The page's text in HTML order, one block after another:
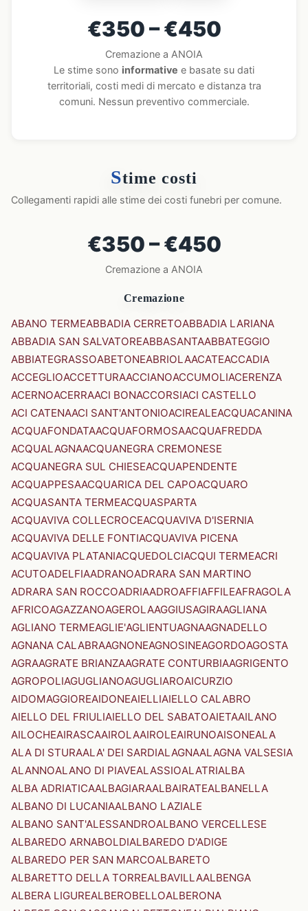
€350 – €450
Cremazione a ANOIA
Le stime sono informative e basate su dati
territoriali, costi medi di mercato e distanza tra
comuni. Nessun preventivo commerciale.
Stime costi
Collegamenti rapidi alle stime dei costi funebri per comune.
€350 – €450
Cremazione a ANOIA
Cremazione
ABANO TERMEABBADIA CERRETOABBADIA LARIANA
ABBADIA SAN SALVATOREABBASANTAABBATEGGIO
ABBIATEGRASSOABETONEABRIOLAACATEACCADIA
ACCEGLIOACCETTURAACCIANOACCUMOLIACERENZA
ACERNOACERRAACI BONACCORSIACI CASTELLO
ACI CATENAACI SANT'ANTONIOACIREALEACQUACANINA
ACQUAFONDATAACQUAFORMOSAACQUAFREDDA
ACQUALAGNAACQUANEGRA CREMONESE
ACQUANEGRA SUL CHIESEACQUAPENDENTE
ACQUAPPESAACQUARICA DEL CAPOACQUARO
ACQUASANTA TERMEACQUASPARTA
ACQUAVIVA COLLECROCEACQUAVIVA D'ISERNIA
ACQUAVIVA DELLE FONTIACQUAVIVA PICENA
ACQUAVIVA PLATANIACQUEDOLCIACQUI TERMEACRI
ACUTOADELFIAADRANOADRARA SAN MARTINO
ADRARA SAN ROCCOADRIAADROAFFIAFFILEAFRAGOLA
AFRICOAGAZZANOAGEROLAAGGIUSAGIRAAGLIANA
AGLIANO TERMEAGLIE'AGLIENTUAGNAAGNADELLO
AGNANA CALABRAAGNONEAGNOSINEAGORDOAGOSTA
AGRAAGRATE BRIANZAAGRATE CONTURBIAAGRIGENTO
AGROPOLIAGUGLIANOAGUGLIAROAICURZIO
AIDOMAGGIOREAIDONEAIELLIAIELLO CALABRO
AIELLO DEL FRIULIAIELLO DEL SABATOAIETAAILANO
AILOCHEAIRASCAAIROLAAIROLEAIRUNOAISONEALA
ALA DI STURAALA' DEI SARDIALAGNAALAGNA VALSESIA
ALANNOALANO DI PIAVEALASSIOALATRIALBA
ALBA ADRIATICAALBAGIARAALBAIRATEALBANELLA
ALBANO DI LUCANIAALBANO LAZIALE
ALBANO SANT'ALESSANDROALBANO VERCELLESE
ALBAREDO ARNABOLDIALBAREDO D'ADIGE
ALBAREDO PER SAN MARCOALBARETO
ALBARETTO DELLA TORREALBAVILLAALBENGA
ALBERA LIGUREALBEROBELLOALBERONA